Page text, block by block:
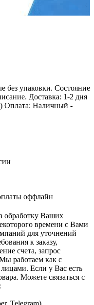
без упаковки. Состояние
Доставка: 1-2 дня
Оплата: Наличный -
оффлайн
обработку Ваших
времени с Вами
для уточнений
к заказу,
счета, запрос
работаем как с
Если у Вас есть
Можете связаться с
Telegram)